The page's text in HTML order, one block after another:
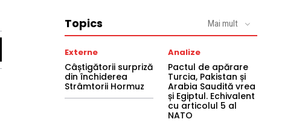
Topics Mai mult
Externe
Câștigătorii surpriză
din închiderea
Strâmtorii Hormuz
Analize
Pactul de apărare
Turcia, Pakistan și
Arabia Saudită vrea
și Egiptul. Echivalent
cu articolul 5 al
NATO